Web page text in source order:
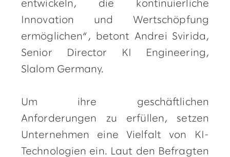
entwickeln, die kontinuierliche
Innovation und Wertschöpfung
ermöglichen“, betont Andrei Svirida,
Senior Director KI Engineering,
Slalom Germany.
Um ihre geschäftlichen
Anforderungen zu erfüllen, setzen
Unternehmen eine Vielfalt von KI-
Technologien ein. Laut den Befragten